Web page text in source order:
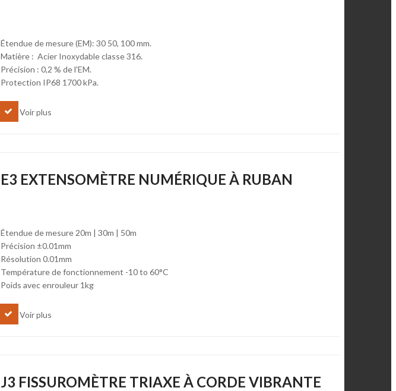
Étendue de mesure (EM): 30 50, 100 mm.
Matière : Acier Inoxydable classe 316.
Précision : 0,2 % de l'EM.
Protection IP68 1700 kPa.
Voir plus
E3 EXTENSOMÈTRE NUMÉRIQUE À RUBAN
Étendue de mesure 20m | 30m | 50m
Précision ±0.01mm
Résolution 0.01mm
Température de fonctionnement -10 to 60°C
Poids avec enrouleur 1kg
Voir plus
J3 FISSUROMÈTRE TRIAXE À CORDE VIBRANTE